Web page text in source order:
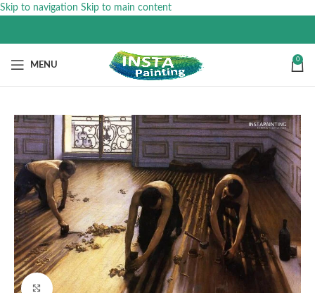
Skip to navigation Skip to main content
MENU
0
Click to enlarge